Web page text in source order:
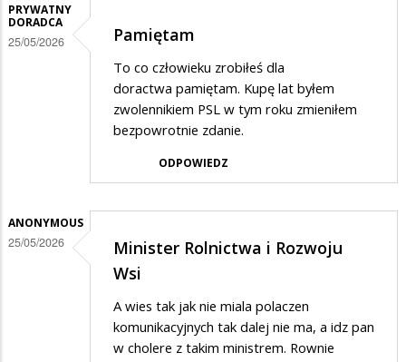
PRYWATNY
DORADCA
25/05/2026 Pamiętam
To co człowieku zrobiłeś dla
doractwa pamiętam. Kupę lat byłem
zwolennikiem PSL w tym roku zmieniłem
bezpowrotnie zdanie.
ODPOWIEDZ
ANONYMOUS
25/05/2026
Minister Rolnictwa i Rozwoju
Wsi
A wies tak jak nie miala polaczen
komunikacyjnych tak dalej nie ma, a idz pan
w cholere z takim ministrem. Rownie